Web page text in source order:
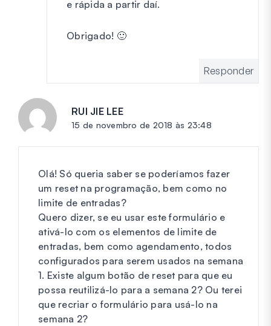
e rápida a partir daí.
Obrigado! 🙂
Responder
RUI JIE LEEdiz:
15 de novembro de 2018 às 23:48
Olá! Só queria saber se poderíamos fazer
um reset na programação, bem como no
limite de entradas?
Quero dizer, se eu usar este formulário e
ativá-lo com os elementos de limite de
entradas, bem como agendamento, todos
configurados para serem usados na semana
1. Existe algum botão de reset para que eu
possa reutilizá-lo para a semana 2? Ou terei
que recriar o formulário para usá-lo na
semana 2?